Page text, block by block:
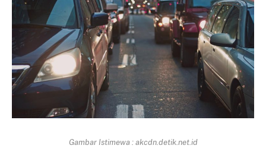
Gambar Istimewa : akcdn.detik.net.id